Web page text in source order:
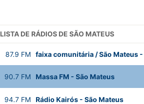
LISTA DE RÁDIOS DE SÃO MATEUS
87.9 FM faixa comunitária / São Mateus-
90.7 FM Massa FM - São Mateus
94.7 FM Rádio Kairós- São Mateus